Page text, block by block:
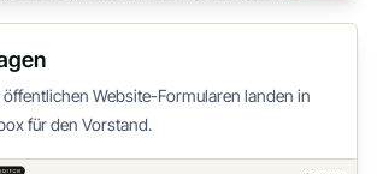
Website-Formularen landen in
für den Vorstand.